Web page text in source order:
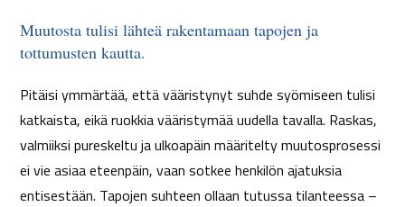
Muutosta tulisi lähteä rakentamaan tapojen ja
tottumusten kautta.
Pitäisi ymmärtää, että vääristynyt suhde syömiseen tulisi
katkaista, eikä ruokkia vääristymää uudella tavalla. Raskas,
valmiiksi pureskeltu ja ulkoapäin määritelty muutosprosessi
ei vie asiaa eteenpäin, vaan sotkee henkilön ajatuksia
entisestään. Tapojen suhteen ollaan tutussa tilanteessa –